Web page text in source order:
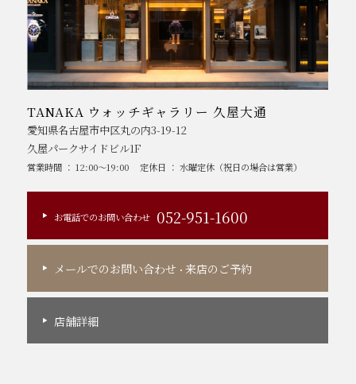
TANAKA ウォッチギャラリー 久屋大通
愛知県名古屋市中区丸の内3-19-12
久屋パークサイドビル1F
営業時間 ： 12:00～19:00 定休日 ： 水曜定休（祝日の場合は営業）
お電話でのお問い合わせ 052-951-1600
メールでのお問い合わせ ・来店のご予約
店舗詳細